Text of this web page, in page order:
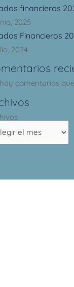
financieros
2025
Financieros
2024
comentarios